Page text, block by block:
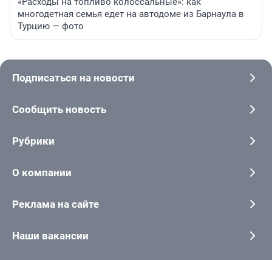
многодетная семья едет на автодоме из Барнаула в
Турцию — фото
Подписаться на новости
Сообщить новость
Рубрики
О компании
Реклама на сайте
Наши вакансии